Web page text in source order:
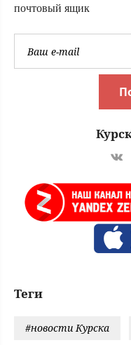
почтовый ящик
Теги
#новости Курска